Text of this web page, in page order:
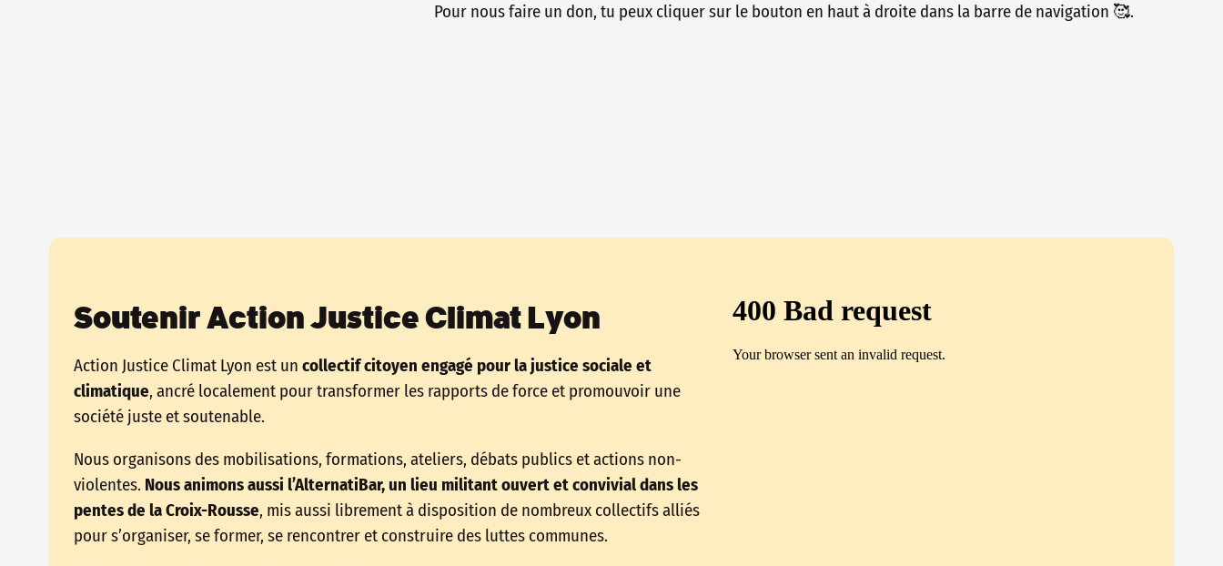
Pour nous faire un don, tu peux cliquer sur le bouton en haut à droite dans la barre de navigation 🥰.
Soutenir Action Justice Climat Lyon
Action Justice Climat Lyon est un collectif citoyen engagé pour la justice sociale et
climatique, ancré localement pour transformer les rapports de force et promouvoir une
société juste et soutenable.
Nous organisons des mobilisations, formations, ateliers, débats publics et actions non-
violentes. Nous animons aussi l’AlternatiBar, un lieu militant ouvert et convivial dans les
pentes de la Croix-Rousse, mis aussi librement à disposition de nombreux collectifs alliés
pour s’organiser, se former, se rencontrer et construire des luttes communes.